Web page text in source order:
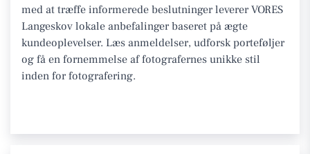
med at træffe informerede beslutninger leverer VORES
Langeskov lokale anbefalinger baseret på ægte
kundeoplevelser. Læs anmeldelser, udforsk porteføljer
og få en fornemmelse af fotografernes unikke stil
inden for fotografering.